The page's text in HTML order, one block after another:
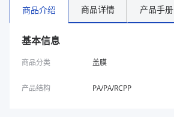
商品介绍 商品详情 产品手册
基本信息
商品分类 盖膜
产品结构 PA/PA/RCPP